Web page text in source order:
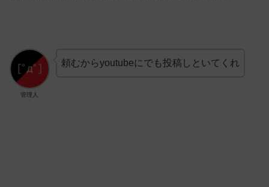
管理人
頼むからyoutubeにでも投稿しといてくれ